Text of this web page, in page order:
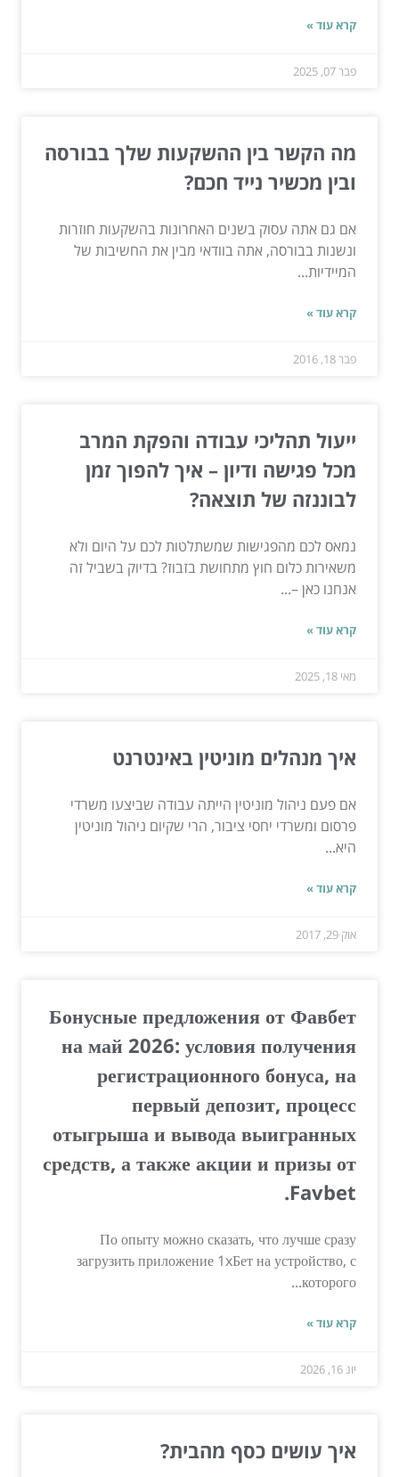
קרא עוד »
פבר 07, 2025
מה הקשר בין ההשקעות שלך בבורסה
ובין מכשיר נייד חכם?
אם גם אתה עסוק בשנים האחרונות בהשקעות חוזרות
ונשנות בבורסה, אתה בוודאי מבין את החשיבות של
המיידיות...
קרא עוד »
פבר 18, 2016
ייעול תהליכי עבודה והפקת המרב
מכל פגישה ודיון – איך להפוך זמן
לבוננזה של תוצאה?
נמאס לכם מהפגישות שמשתלטות לכם על היום ולא
משאירות כלום חוץ מתחושת בזבוז? בדיוק בשביל זה
אנחנו כאן –...
קרא עוד »
מאי 18, 2025
איך מנהלים מוניטין באינטרנט
אם פעם ניהול מוניטין הייתה עבודה שביצעו משרדי
פרסום ומשרדי יחסי ציבור, הרי שקיום ניהול מוניטין
היא...
קרא עוד »
אוק 29, 2017
Бонусные предложения от Фавбет
на май 2026: условия получения
регистрационного бонуса, на
первый депозит, процесс
отыгрыша и вывода выигранных
средств, а также акции и призы от
Favbet.
По опыту можно сказать, что лучше сразу
загрузить приложение 1xБет на устройство, с
которого...
קרא עוד »
יונ 16, 2026
איך עושים כסף מהבית?